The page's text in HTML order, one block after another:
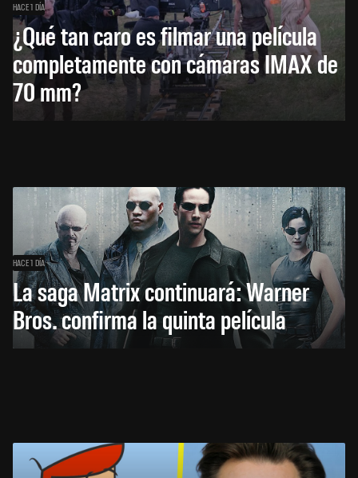
HACE 1 DÍA
¿Qué tan caro es filmar una película
completamente con cámaras IMAX de
70 mm?
HACE 1 DÍA
La saga Matrix continuará: Warner
Bros. confirma la quinta película